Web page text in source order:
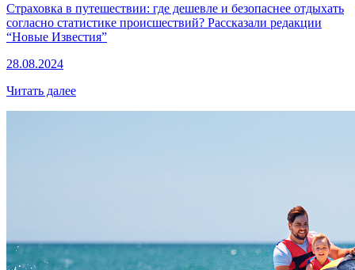
Страховка в путешествии: где дешевле и безопаснее отдыхать
согласно статистике происшествий? Рассказали редакции
“Новые Известия”
28.08.2024
Читать далее